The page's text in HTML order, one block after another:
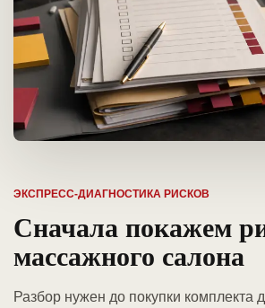
ЭКСПРЕСС-ДИАГНОСТИКА РИСКОВ
Сначала покажем
массажного салона
Разбор нужен до покупки комплекта